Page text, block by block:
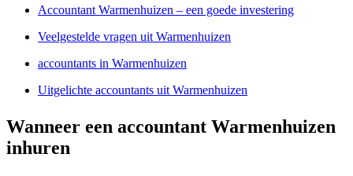
Accountant Warmenhuizen – een goede investering
Veelgestelde vragen uit Warmenhuizen
accountants in Warmenhuizen
Uitgelichte accountants uit Warmenhuizen
Wanneer een accountant Warmenhuizen
inhuren